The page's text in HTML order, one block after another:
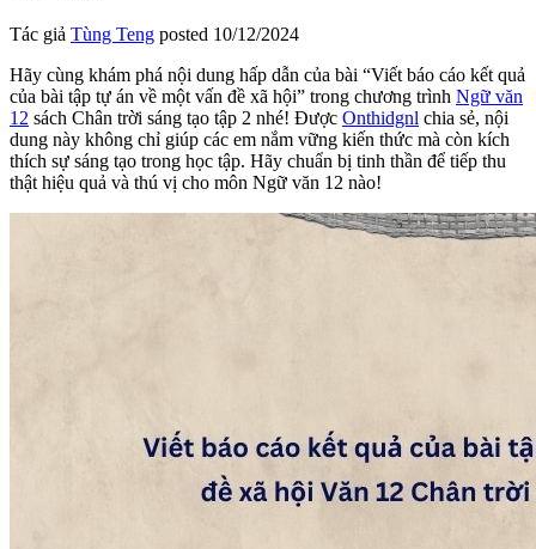
Tác giả Tùng Teng posted 10/12/2024
Hãy cùng khám phá nội dung hấp dẫn của bài “Viết báo cáo kết quả
của bài tập tự án về một vấn đề xã hội” trong chương trình Ngữ văn
12 sách Chân trời sáng tạo tập 2 nhé! Được Onthidgnl chia sẻ, nội
dung này không chỉ giúp các em nắm vững kiến thức mà còn kích
thích sự sáng tạo trong học tập. Hãy chuẩn bị tinh thần để tiếp thu
thật hiệu quả và thú vị cho môn Ngữ văn 12 nào!